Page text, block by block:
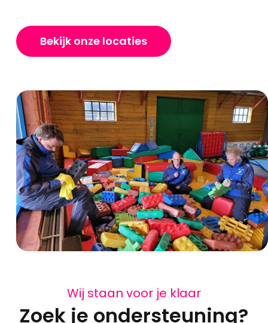
Bekijk onze locaties
Wij staan voor je klaar
Zoek je ondersteuning?